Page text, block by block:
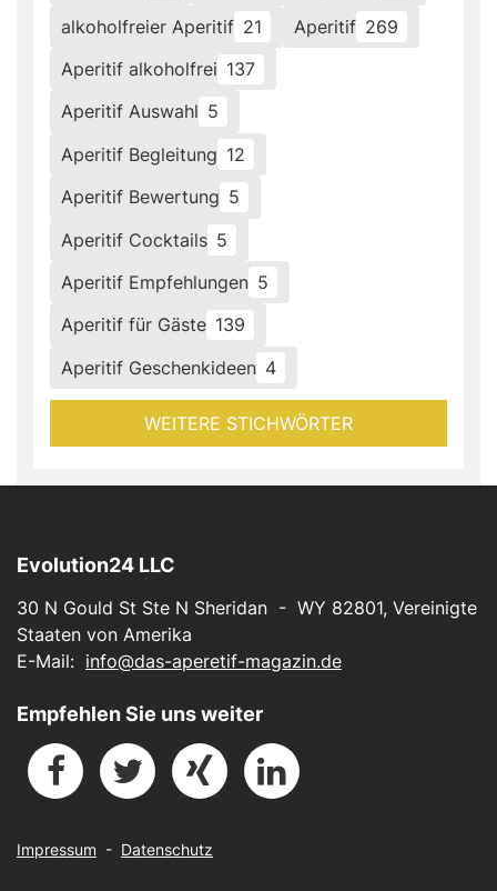
alkoholfreier Aperitif 21 Aperitif 269
Aperitif alkoholfrei 137
Aperitif Auswahl 5
Aperitif Begleitung 12
Aperitif Bewertung 5
Aperitif Cocktails 5
Aperitif Empfehlungen 5
Aperitif für Gäste 139
Aperitif Geschenkideen 4
WEITERE STICHWÖRTER
Evolution24 LLC
30 N Gould St Ste N Sheridan - WY 82801, Vereinigte
Staaten von Amerika
E-Mail: info@das-aperetif-magazin.de
Empfehlen Sie uns weiter
Impressum - Datenschutz